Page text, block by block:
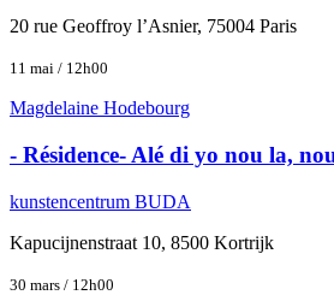
20 rue Geoffroy l’Asnier, 75004 Paris
11 mai / 12h00
Magdelaine Hodebourg
- Résidence- Alé di yo nou la,
kunstencentrum BUDA
Kapucijnenstraat 10, 8500 Kortrijk
30 mars / 12h00